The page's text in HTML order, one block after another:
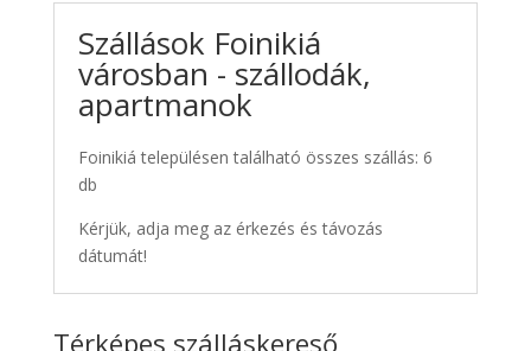
Szállások Foinikiá
városban - szállodák,
apartmanok
Foinikiá településen található összes szállás: 6
db
Kérjük, adja meg az érkezés és távozás
dátumát!
Térképes szálláskereső